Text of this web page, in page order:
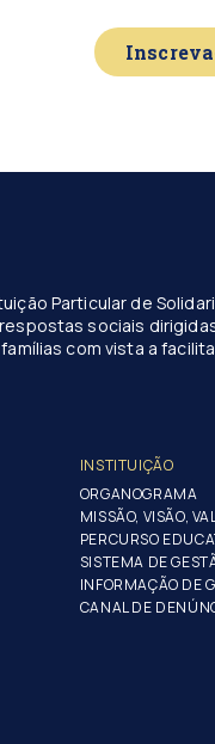
Particular de
sociais
com vista a
INSTITUIÇÃO
ORGANOGRAMA
MISSÃO, VISÃO,
PERCURSO
SISTEMA DE
INFORMAÇÃO DE
CANAL DE